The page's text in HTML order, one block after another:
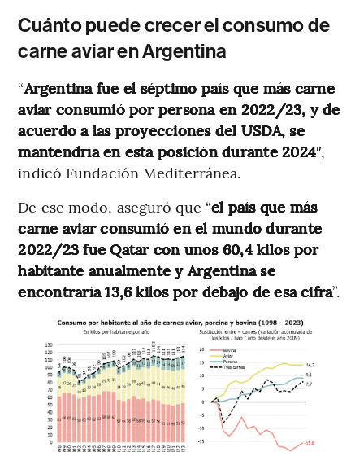
Cuánto puede crecer el consumo de
carne aviar en Argentina
“Argentina fue el séptimo país que más carne
aviar consumió por persona en 2022/23, y de
acuerdo a las proyecciones del USDA, se
mantendría en esta posición durante 2024″,
indicó Fundación Mediterránea.
De ese modo, aseguró que “el país que más
carne aviar consumió en el mundo durante
2022/23 fue Qatar con unos 60,4 kilos por
habitante anualmente y Argentina se
encontraría 13,6 kilos por debajo de esa cifra”.